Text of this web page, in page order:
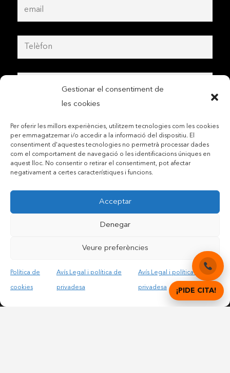
Gestionar el consentiment de
les cookies
Per oferir les millors experiències, utilitzem tecnologies com les cookies
per emmagatzemar i/o accedir a la informació del dispositiu. El
consentiment d'aquestes tecnologies no permetrà processar dades
com el comportament de navegació o les identificacions úniques en
aquest lloc. No consentir o retirar el consentiment, pot afectar
negativament a certes característiques i funcions.
Acceptar
Denegar
Veure preferències
Política de
cookies
Avís Legal i política de
privadesa
Avís Legal i política de
privadesa
Contactar per telèfon mòbil
Accepto les condicions legals i la política de privadesa
¡PIDE CITA!